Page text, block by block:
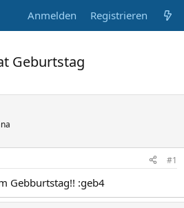
Anmelden Registrieren
Geburtstag
#1
Gebburtstag!! :geb4